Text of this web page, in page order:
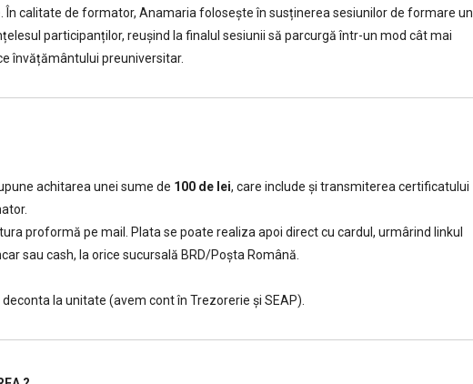
În calitate de formator, Anamaria folosește în susținerea sesiunilor de formare un
participanților, reușind la finalul sesiunii să parcurgă într-un mod cât mai
învățământului preuniversitar.
achitarea unei sume de 100 de lei, care include şi transmiterea certificatului
proformă pe mail. Plata se poate realiza apoi direct cu cardul, urmârind linkul
sau cash, la orice sucursală BRD/Poșta Română.
la unitate (avem cont în Trezorerie și SEAP).